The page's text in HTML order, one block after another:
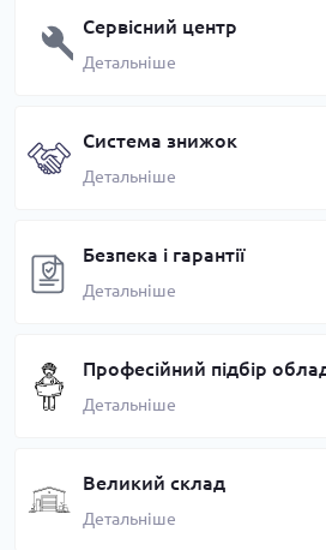
Сервісний центр
Детальніше
Система знижок
Детальніше
Безпека і гарантії
Детальніше
Професійний підбір
Детальніше
Великий склад
Детальніше